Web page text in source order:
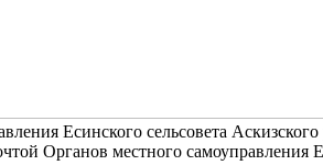
Есинского сельсовета
Органов местного самоуправления